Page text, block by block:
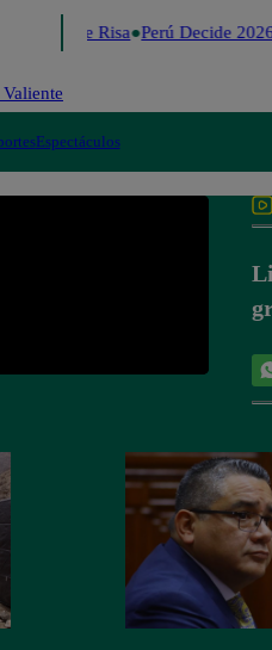
Me Caigo de Risa Perú Decide 2026
Espectáculos